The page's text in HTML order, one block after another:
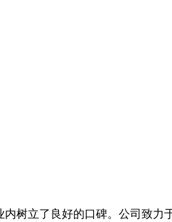
内树立了良好的口碑。公司致